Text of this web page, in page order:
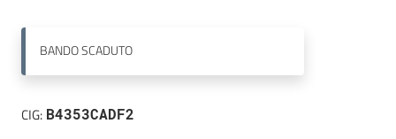
BANDOSCADUTO
CIG: B4353CADF2